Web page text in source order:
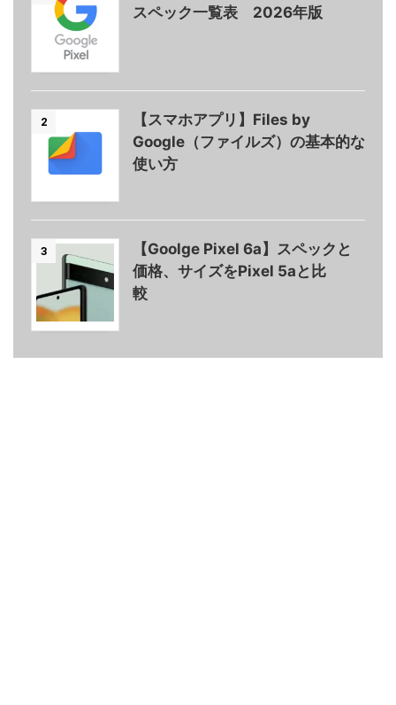
スペック一覧表 2026年版
2
【スマホアプリ】Files by
Google（ファイルズ）の基本的な
使い方
3
【Goolge Pixel 6a】スペックと
価格、サイズをPixel 5aと比
較